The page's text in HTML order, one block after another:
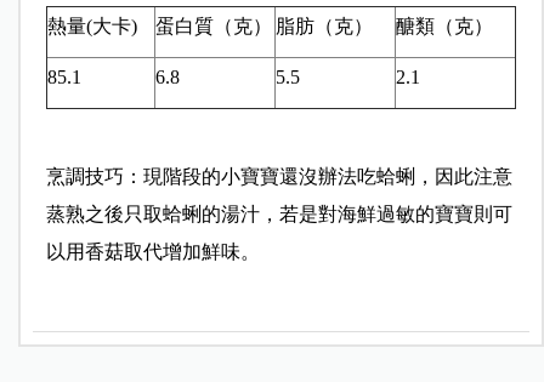
熱量(大卡) 蛋白質（克） 脂肪（克） 醣類（克）
85.1 6.8 5.5 2.1
烹調技巧：現階段的小寶寶還沒辦法吃蛤蜊，因此注意
蒸熟之後只取蛤蜊的湯汁，若是對海鮮過敏的寶寶則可
以用香菇取代增加鮮味。